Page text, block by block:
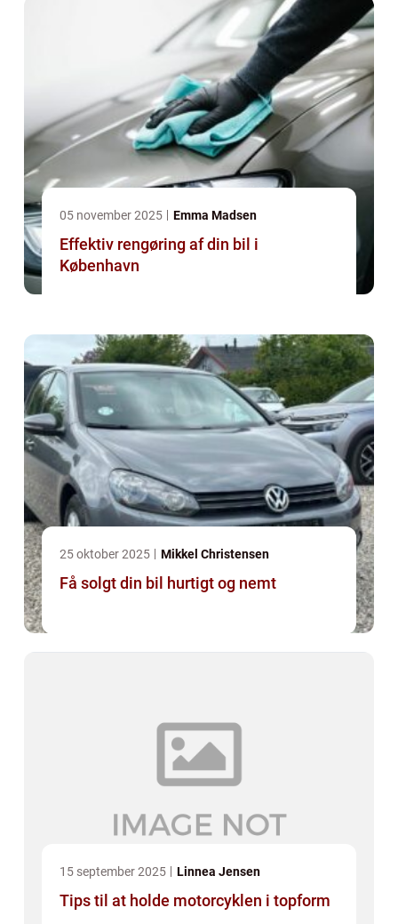
05 november 2025 Emma Madsen
Effektiv rengøring af din bil i
København
25 oktober 2025 Mikkel Christensen
Få solgt din bil hurtigt og nemt
15 september 2025 Linnea Jensen
Tips til at holde motorcyklen i topform